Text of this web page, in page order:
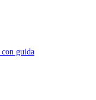
guida